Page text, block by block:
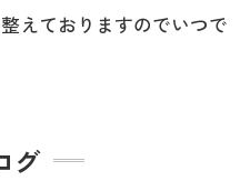
えておりますのでいつで
グ